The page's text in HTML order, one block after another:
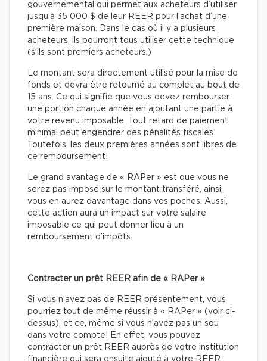
gouvernemental qui permet aux acheteurs d’utiliser
jusqu’à 35 000 $ de leur REER pour l’achat d’une
première maison. Dans le cas où il y a plusieurs
acheteurs, ils pourront tous utiliser cette technique
(s’ils sont premiers acheteurs.)
Le montant sera directement utilisé pour la mise de
fonds et devra être retourné au complet au bout de
15 ans. Ce qui signifie que vous devez rembourser
une portion chaque année en ajoutant une partie à
votre revenu imposable. Tout retard de paiement
minimal peut engendrer des pénalités fiscales.
Toutefois, les deux premières années sont libres de
ce remboursement!
Le grand avantage de « RAPer » est que vous ne
serez pas imposé sur le montant transféré, ainsi,
vous en aurez davantage dans vos poches. Aussi,
cette action aura un impact sur votre salaire
imposable ce qui peut donner lieu à un
remboursement d’impôts.
Contracter un prêt REER afin de « RAPer »
Si vous n’avez pas de REER présentement, vous
pourriez tout de même réussir à « RAPer » (voir ci-
dessus), et ce, même si vous n’avez pas un sou
dans votre compte! En effet, vous pouvez
contracter un prêt REER auprès de votre institution